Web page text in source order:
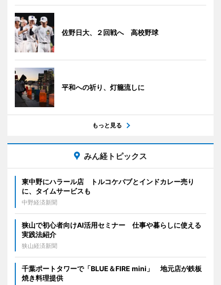
佐野日大、２回戦へ 高校野球
平和への祈り、灯籠流しに
もっと見る
みん経トピックス
東中野にハラール店 トルコケバブとインドカレー売り
に、タイムサービスも
中野経済新聞
狭山で初心者向けAI活用セミナー 仕事や暮らしに使える
実践法紹介
狭山経済新聞
千葉ポートタワーで「BLUE＆FIRE mini」 地元店が鉄板
焼き料理提供